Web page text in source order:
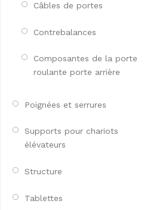
Câbles de portes
Contrebalances
Composantes de la porte
roulante porte arrière
Poignées et serrures
Supports pour chariots
élévateurs
Structure
Tablettes